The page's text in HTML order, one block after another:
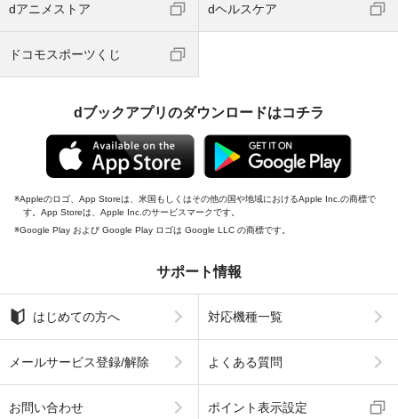
dアニメストア dヘルスケア
ドコモスポーツくじ
dブックアプリのダウンロードはコチラ
Appleのロゴ、App Storeは、米国もしくはその他の国や地域におけるApple Inc.の商標で
す。App Storeは、Apple Inc.のサービスマークです。
Google Play および Google Play ロゴは Google LLC の商標です。
サポート情報
はじめての方へ 対応機種一覧
メールサービス登録/解除 よくある質問
お問い合わせ ポイント表示設定